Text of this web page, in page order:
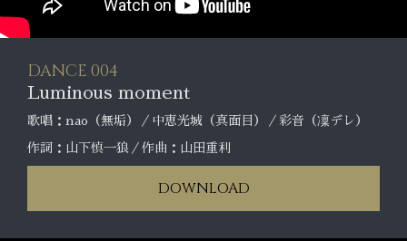
DANCE 004
Luminous moment
歌唱：nao（無垢）／中恵光城（真面目）／彩音（凜デレ）
作詞：山下慎一狼／作曲：山田重利
DOWNLOAD